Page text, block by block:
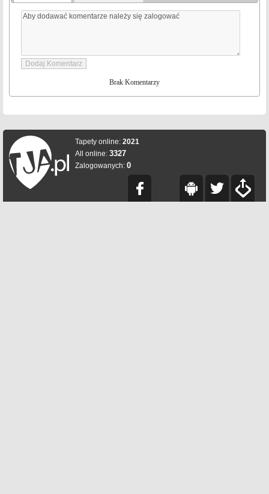
Brak Komentarzy
Tapety online: 2021
All online: 3327
Zalogowanych: 0